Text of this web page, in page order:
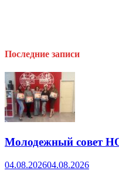
Последние записи
Молодежный совет
04.08.202604.08.2026